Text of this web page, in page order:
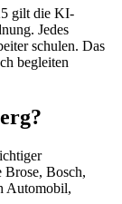
gilt die KI-
Jedes
schulen. Das
begleiten
Brose, Bosch,
Automobil,